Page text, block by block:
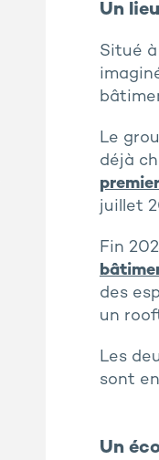
Un
Situé
Le
déjà
juillet
Fin
des
un
Les
sont
Un